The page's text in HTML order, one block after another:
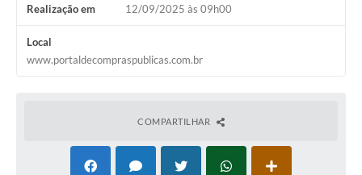
Serviços Online
Realização em 12/09/2025 às 09h00
Local
www.portaldecompraspublicas.com.br
COMPARTILHAR